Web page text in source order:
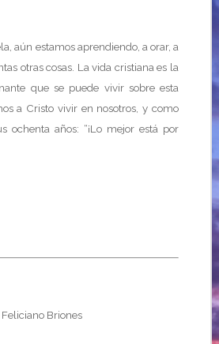
aún estamos aprendiendo, a orar, a
otras cosas. La vida cristiana es la
que se puede vivir sobre esta
a Cristo vivir en nosotros, y como
ochenta años: “¡Lo mejor está por
Feliciano Briones